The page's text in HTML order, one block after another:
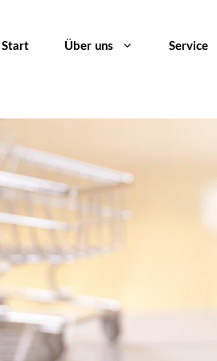
Start Über uns Service